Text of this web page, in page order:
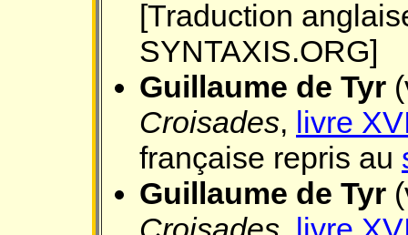
[Traduction
SYNTAXIS.ORG]
Guillaume de Tyr
Croisades, livre
française repris au
Guillaume de Tyr